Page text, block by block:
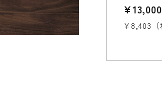
ア
¥8,403